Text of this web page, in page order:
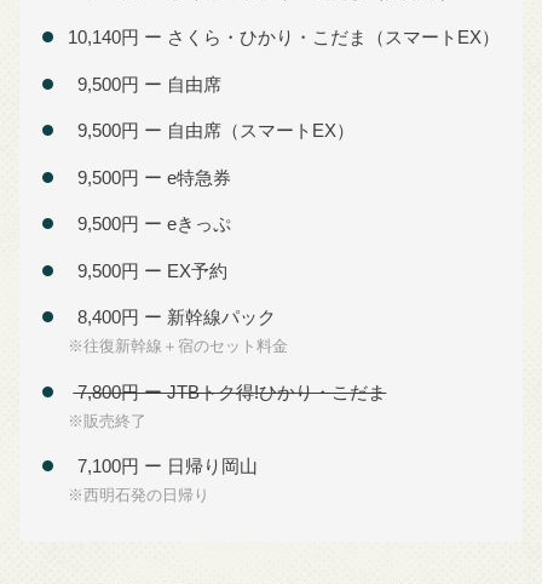
10,140円 ー さくら・ひかり・こだま（スマートEX）
9,500円 ー 自由席
9,500円 ー 自由席（スマートEX）
9,500円 ー e特急券
9,500円 ー eきっぷ
9,500円 ー EX予約
8,400円 ー 新幹線パック
※往復新幹線＋宿のセット料金
7,800円 ー JTBトク得!ひかり・こだま
※販売終了
7,100円 ー 日帰り岡山
※西明石発の日帰り